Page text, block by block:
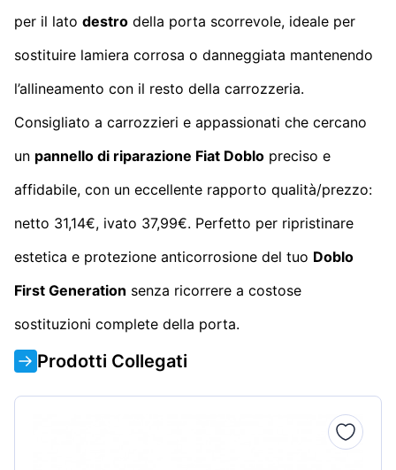
per il lato destro della porta scorrevole, ideale per
sostituire lamiera corrosa o danneggiata mantenendo
l’allineamento con il resto della carrozzeria.
Consigliato a carrozzieri e appassionati che cercano
un pannello di riparazione Fiat Doblo preciso e
affidabile, con un eccellente rapporto qualità/prezzo:
netto 31,14€, ivato 37,99€. Perfetto per ripristinare
estetica e protezione anticorrosione del tuo Doblo
First Generation senza ricorrere a costose
sostituzioni complete della porta.
Prodotti Collegati